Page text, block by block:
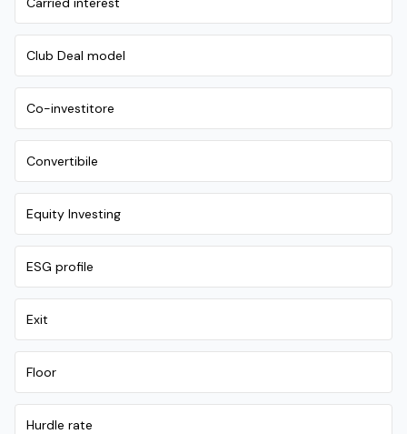
Club Deal model
Co-investitore
Convertibile
Equity Investing
ESG profile
Exit
Floor
Hurdle rate